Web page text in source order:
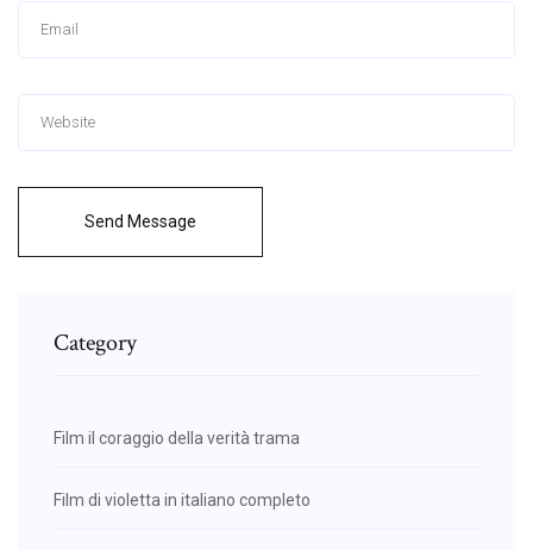
Send Message
Category
Film il coraggio della verità trama
Film di violetta in italiano completo